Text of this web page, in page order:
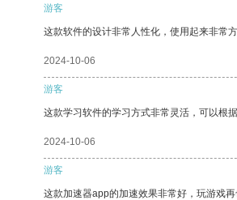
游客
这款软件的设计非常人性化，使用起来非常方
2024-10-06
游客
这款学习软件的学习方式非常灵活，可以根
2024-10-06
游客
这款加速器app的加速效果非常好，玩游戏